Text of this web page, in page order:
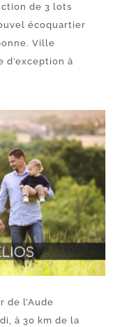
de 3 lots
écoquartier
Ville
d’exception à
de l’Aude
à 30 km de la